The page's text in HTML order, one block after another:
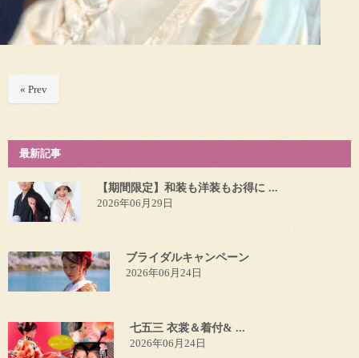
« Prev
最新記事
【期間限定】和装も洋装もお得に ...
2026年06月29日
ブライダルキャンペーン
2026年06月24日
七五三 衣裳＆着付& ...
2026年06月24日